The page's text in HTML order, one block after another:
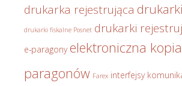
drukarka rejestrująca
drukarki fiskalne Posnet drukarki
e-paragony elektroniczna kopia
paragonów Farex interfejsy